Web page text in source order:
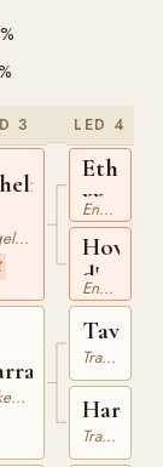
3
Engelskt Fullblod
Trakehner
LED 4
xxEngelskt Fullblod
How
d'ye
do
xx
Engelskt Fullblod
Tavora
Trakehner
Harriet
Trakehner